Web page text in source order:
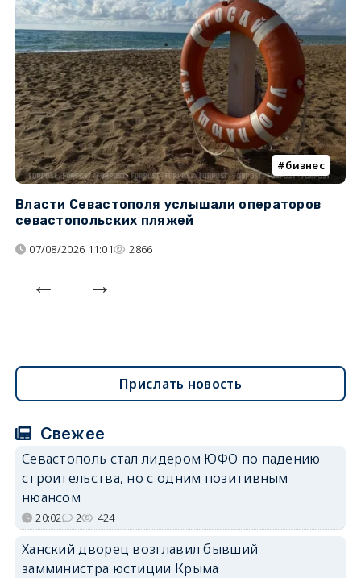
бизнес
Власти Севастополя услышали операторов
севастопольских пляжей
07/08/2026 11:01 2866
Прислать новость
Свежее
Севастополь стал лидером ЮФО по падению
строительства, но с одним позитивным
нюансом
20:02 2 424
Ханский дворец возглавил бывший
замминистра юстиции Крыма